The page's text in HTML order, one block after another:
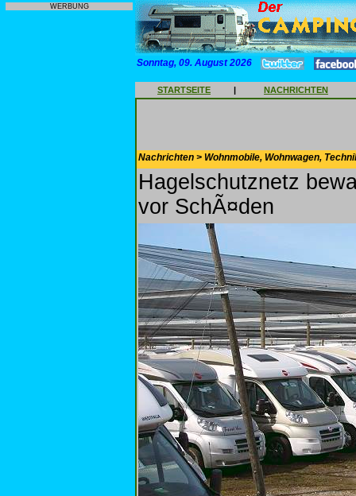
WERBUNG
Sonntag, 09. August 2026
STARTSEITE | NACHRICHTEN
Nachrichten > Wohnmobile, Wohnwagen,
Hagelschutznetz
vor SchÃ¤den